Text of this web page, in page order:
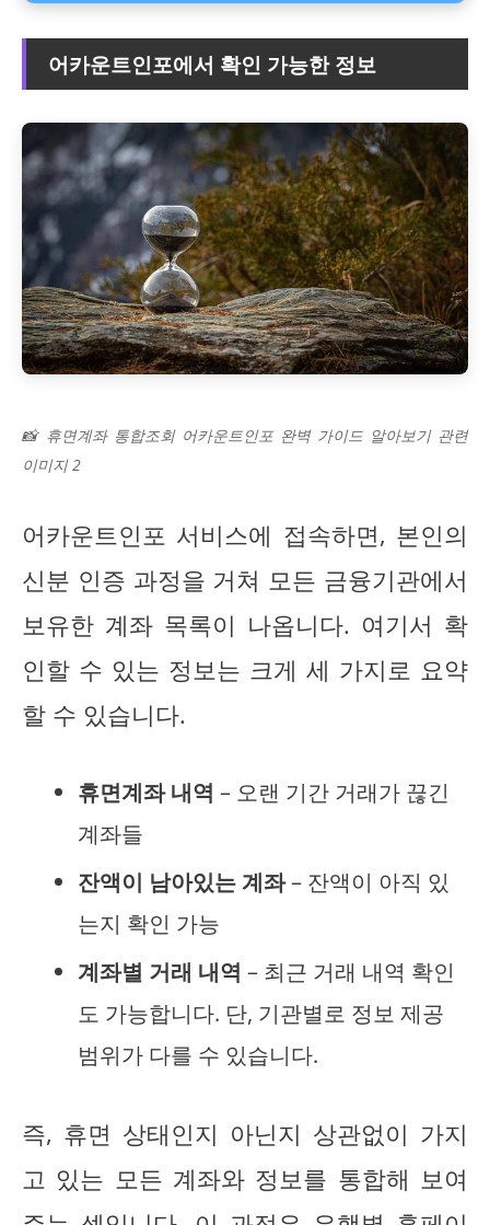
어카운트인포에서 확인 가능한 정보
📸 휴면계좌 통합조회 어카운트인포 완벽 가이드 알아보기 관련
이미지 2
어카운트인포 서비스에 접속하면, 본인의
신분 인증 과정을 거쳐 모든 금융기관에서
보유한 계좌 목록이 나옵니다. 여기서 확
인할 수 있는 정보는 크게 세 가지로 요약
할 수 있습니다.
휴면계좌 내역 – 오랜 기간 거래가 끊긴
계좌들
잔액이 남아있는 계좌– 잔액이 아직 있
는지 확인 가능
계좌별 거래 내역 – 최근 거래 내역 확인
도 가능합니다. 단, 기관별로 정보 제공
범위가 다를 수 있습니다.
즉, 휴면 상태인지 아닌지 상관없이 가지
고 있는 모든 계좌와 정보를 통합해 보여